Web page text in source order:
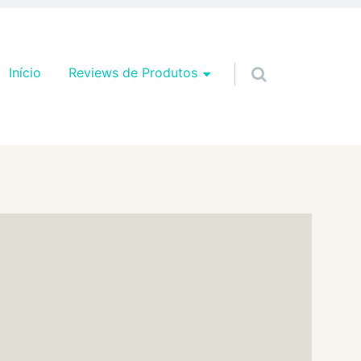
Pular para o conteúdo
Início Reviews de Produtos